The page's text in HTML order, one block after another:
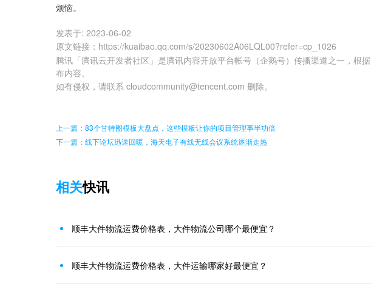
烦恼。
发表于: 2023-06-02
原文链接 ： https://kuaibao.qq.com/s/20230602A06LQL00?refer=cp_1026
腾讯「腾讯云开发者社区」是腾讯内容开放平台帐号（企鹅号）传播渠道之一，根据
布内容。
如有侵权，请联系 cloudcommunity@tencent.com 删除。
上一篇：83个甘特图模板大盘点，这些模板让你的项目管理事半功倍
下一篇：线下论坛迅速回暖，海天电子有线无线会议系统逐渐走热
相关快讯
顺丰大件物流运费价格表，大件物流公司哪个最便宜？
顺丰大件物流运费价格表，大件运输哪家好最便宜？